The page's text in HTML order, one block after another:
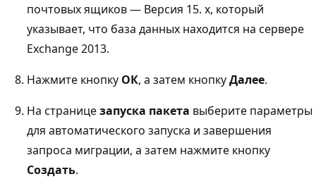
почтовых ящиков — Версия 15. x, который
указывает, что база данных находится на сервере
Exchange 2013.
Нажмите кнопку ОК, а затем кнопкуДалее.
На страницезапуска пакета выберите параметры
для автоматического запуска и завершения
запроса миграции, а затем нажмите кнопку
Создать.